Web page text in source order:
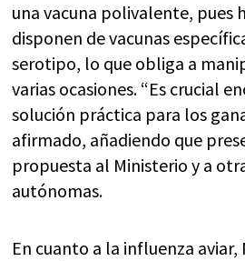
una vacuna polivalente, pues
disponen de vacunas
serotipo, lo que obliga a
varias ocasiones. “Es crucial
solución práctica para los
afirmado, añadiendo que
propuesta al Ministerio y a
autónomas.
En cuanto a la influenza aviar,